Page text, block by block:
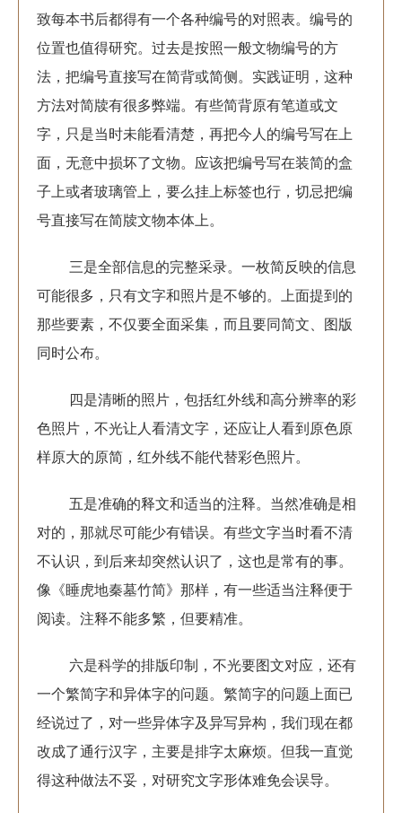
致每本书后都得有一个各种编号的对照表。编号的
位置也值得研究。过去是按照一般文物编号的方
法，把编号直接写在简背或简侧。实践证明，这种
方法对简牍有很多弊端。有些简背原有笔道或文
字，只是当时未能看清楚，再把今人的编号写在上
面，无意中损坏了文物。应该把编号写在装简的盒
子上或者玻璃管上，要么挂上标签也行，切忌把编
号直接写在简牍文物本体上。
三是全部信息的完整采录。一枚简反映的信息
可能很多，只有文字和照片是不够的。上面提到的
那些要素，不仅要全面采集，而且要同简文、图版
同时公布。
四是清晰的照片，包括红外线和高分辨率的彩
色照片，不光让人看清文字，还应让人看到原色原
样原大的原简，红外线不能代替彩色照片。
五是准确的释文和适当的注释。当然准确是相
对的，那就尽可能少有错误。有些文字当时看不清
不认识，到后来却突然认识了，这也是常有的事。
像《睡虎地秦墓竹简》那样，有一些适当注释便于
阅读。注释不能多繁，但要精准。
六是科学的排版印制，不光要图文对应，还有
一个繁简字和异体字的问题。繁简字的问题上面已
经说过了，对一些异体字及异写异构，我们现在都
改成了通行汉字，主要是排字太麻烦。但我一直觉
得这种做法不妥，对研究文字形体难免会误导。